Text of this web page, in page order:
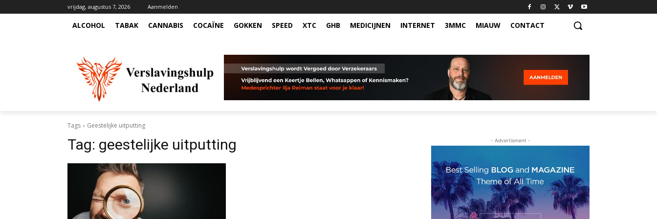
vrijdag, augustus 7, 2026 Aanmelden
ALCOHOL TABAK CANNABIS COCAÏNE GOKKEN SPEED XTC GHB MEDICIJNEN INTERNET 3MMC MIAUW CONTACT
Tags Geestelijke uitputting
Tag: geestelijke uitputting - Advertisment -